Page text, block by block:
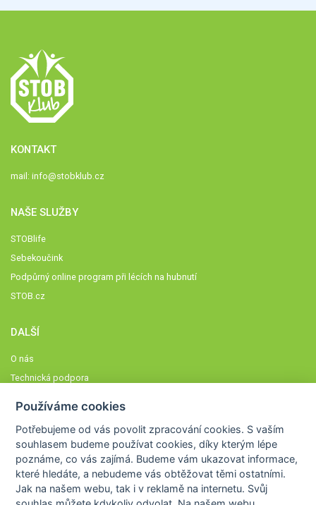
KONTAKT
mail: info@stobklub.cz
NAŠE SLUŽBY
STOBlife
Sebekoučink
Podpůrný online program při lécích na hubnutí
STOB.cz
DALŠÍ
O nás
Technická podpora
Členové STOBklubu
Zásady nakládání s osobními údaji
Otestujte se
Spočítejte si
Používáme cookies
Potřebujeme od vás povolit zpracování cookies. S vaším
souhlasem budeme používat cookies, díky kterým lépe
poznáme,co vás zajímá. Budeme vám ukazovat informace,
které hledáte, a nebudeme vás obtěžovat těmi ostatními.
Jak na našem webu, tak i v reklamě na internetu. Svůj